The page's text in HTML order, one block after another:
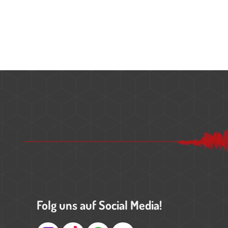
Folg uns auf Social Media!